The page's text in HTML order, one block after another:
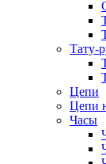
Тату-
Цепи
Цепи
Часы